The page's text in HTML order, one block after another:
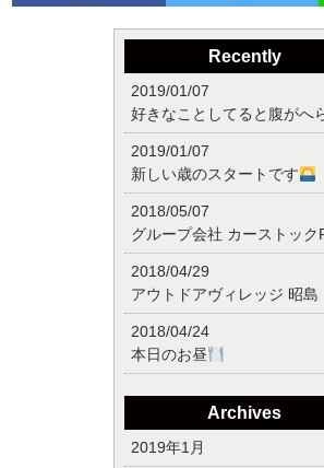
Recently
2019/01/07
好きなことしてると腹がへ
2019/01/07
新しい歳のスタートです
2018/05/07
グループ会社 カーストック
2018/04/29
アウトドアヴィレッジ 昭島
2018/04/24
本日のお昼
Archives
2019年1月